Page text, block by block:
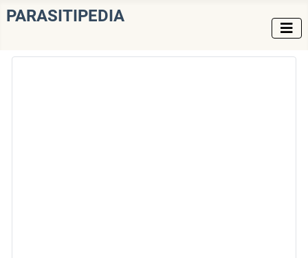
PARASITIPEDIA